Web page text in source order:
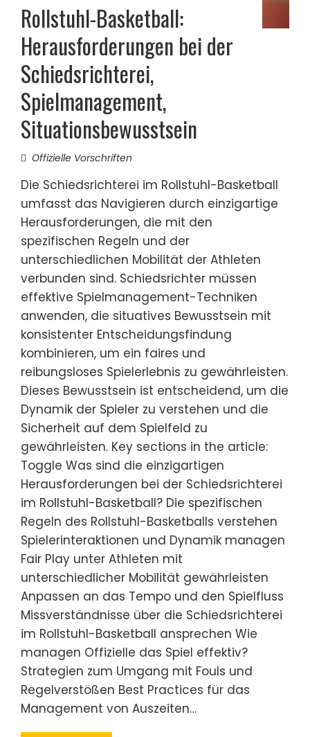
Rollstuhl-Basketball:
Herausforderungen bei der
Schiedsrichterei,
Spielmanagement,
Situationsbewusstsein
Offizielle Vorschriften
Die Schiedsrichterei im Rollstuhl-Basketball
umfasst das Navigieren durch einzigartige
Herausforderungen, die mit den
spezifischen Regeln und der
unterschiedlichen Mobilität der Athleten
verbunden sind. Schiedsrichter müssen
effektive Spielmanagement-Techniken
anwenden, die situatives Bewusstsein mit
konsistenter Entscheidungsfindung
kombinieren, um ein faires und
reibungsloses Spielerlebnis zu gewährleisten.
Dieses Bewusstsein ist entscheidend, um die
Dynamik der Spieler zu verstehen und die
Sicherheit auf dem Spielfeld zu
gewährleisten. Key sections in the article:
Toggle Was sind die einzigartigen
Herausforderungen bei der Schiedsrichterei
im Rollstuhl-Basketball? Die spezifischen
Regeln des Rollstuhl-Basketballs verstehen
Spielerinteraktionen und Dynamik managen
Fair Play unter Athleten mit
unterschiedlicher Mobilität gewährleisten
Anpassen an das Tempo und den Spielfluss
Missverständnisse über die Schiedsrichterei
im Rollstuhl-Basketball ansprechen Wie
managen Offizielle das Spiel effektiv?
Strategien zum Umgang mit Fouls und
Regelverstößen Best Practices für das
Management von Auszeiten…